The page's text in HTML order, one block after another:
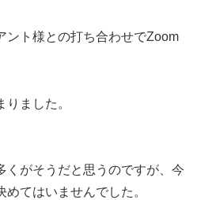
ント様との打ち合わせでZoom
ました。
くがそうだと思うのですが、今
てはいませんでした。